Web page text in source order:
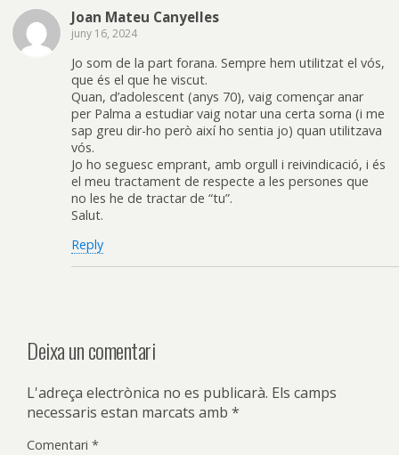
Joan Mateu Canyelles
juny 16, 2024
Jo som de la part forana. Sempre hem utilitzat el vós,
que és el que he viscut.
Quan, d’adolescent (anys 70), vaig començar anar
per Palma a estudiar vaig notar una certa sorna (i me
sap greu dir-ho però així ho sentia jo) quan utilitzava
vós.
Jo ho seguesc emprant, amb orgull i reivindicació, i és
el meu tractament de respecte a les persones que
no les he de tractar de “tu”.
Salut.
Reply
Deixa un comentari
L'adreça electrònica no es publicarà. Els camps
necessaris estan marcats amb *
Comentari *